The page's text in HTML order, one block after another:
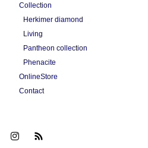
Collection
Herkimer diamond
Living
Pantheon collection
Phenacite
OnlineStore
Contact